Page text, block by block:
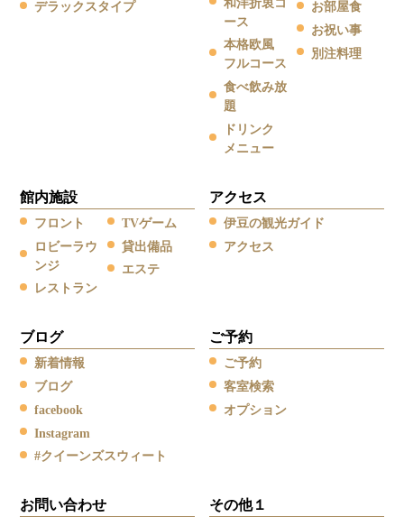
デラックスタイプ
和洋折衷コ
ース
本格欧風
フルコース
食べ飲み放
題
ドリンク
メニュー
お部屋食
お祝い事
別注料理
館内施設
フロント
ロビーラウ
ンジ
レストラン
TVゲーム
貸出備品
エステ
アクセス
伊豆の観光ガイド
アクセス
ブログ
新着情報
ブログ
facebook
Instagram
#クイーンズスウィート
ご予約
ご予約
客室検索
オプション
お問い合わせ その他１